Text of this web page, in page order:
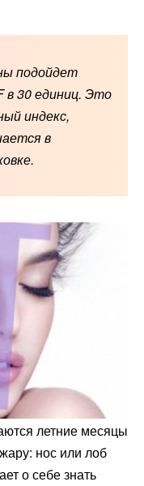
подойдет
в 30 единиц. Это
индекс,
в
летние месяцы
нос или лоб
о себе знать